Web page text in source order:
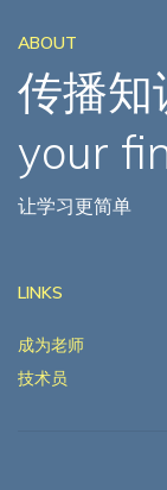
ABOUT
传播知
your
让学习更简单
LINKS
成为老师
技术员